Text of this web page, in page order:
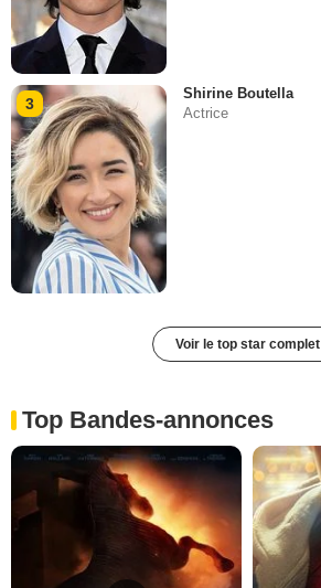
3
Shirine Boutella
Actrice
Voir le top star complet
Top Bandes-annonces